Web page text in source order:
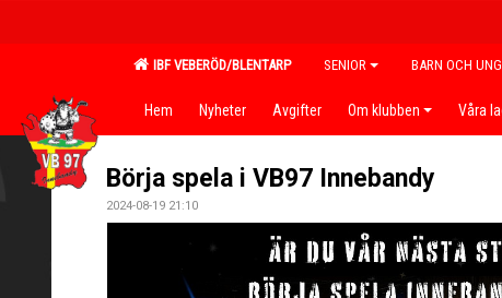
IBF VEBERÖD/BLENTARP SENIOR BARN OCH
Hem Nyheter Avgifter Om klubben Våra
Börja spela i VB97 Innebandy
2024-08-19 21:10